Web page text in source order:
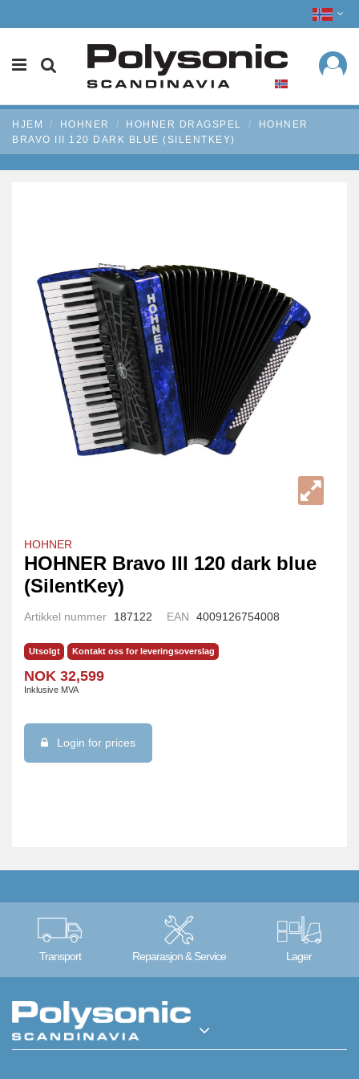
HJEM HOHNER HOHNER DRAGSPEL
HOHNER
BRAVO III 120 DARK BLUE (SILENTKEY)
HOHNER
HOHNER Bravo III 120 dark blue
(SilentKey)
Artikkel nummer 187122 EAN 4009126754008
Utsolgt Kontakt oss for leveringsoverslag
NOK 32,599
Inklusive MVA
Login for prices
Transport Reparasjon & Service Lager